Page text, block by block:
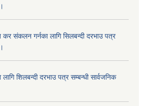
संकलन गर्नका लागि सिलबन्दी दरभाउ पत्र
शिलबन्दी दरभाउ पत्र सम्बन्धी सार्वजनिक